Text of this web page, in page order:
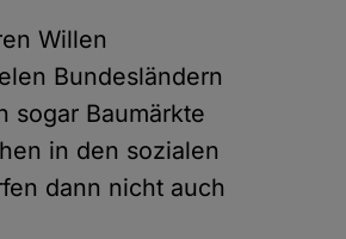
Willen
Bundesländern
sogar Baumärkte
in den sozialen
dann nicht auch